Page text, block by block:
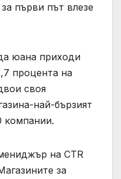
първи път влезе
юана приходи
процента на
своя
най-бързият
компании.
на CTR
за